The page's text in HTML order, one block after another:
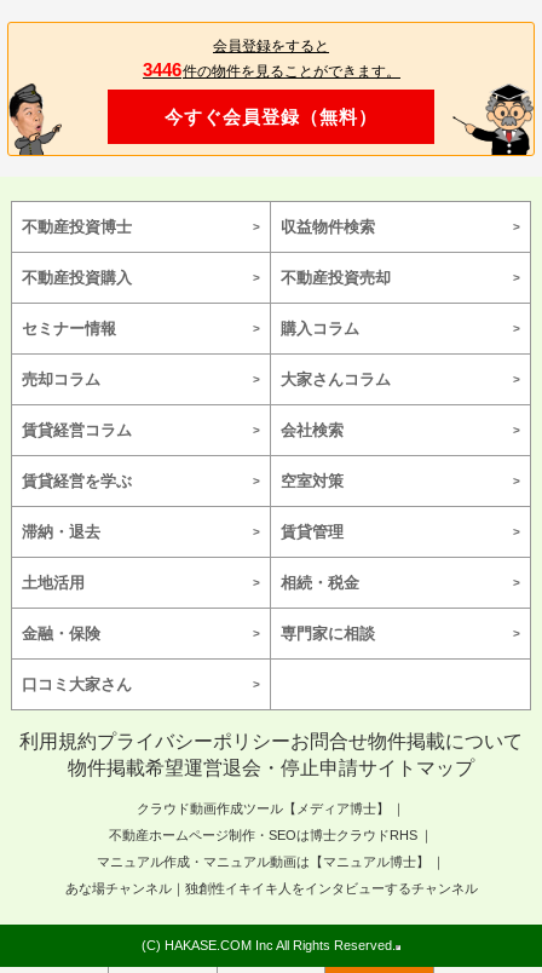
会員登録をすると
3446件の物件を見ることができます。
今すぐ会員登録（無料）
不動産投資博士 収益物件検索
不動産投資購入 不動産投資売却
セミナー情報 購入コラム
売却コラム 大家さんコラム
賃貸経営コラム 会社検索
賃貸経営を学ぶ 空室対策
滞納・退去 賃貸管理
土地活用 相続・税金
金融・保険 専門家に相談
口コミ大家さん
利用規約プライバシーポリシーお問合せ物件掲載について
物件掲載希望運営退会・停止申請サイトマップ
クラウド動画作成ツール【メディア博士】
不動産ホームページ制作・SEOは博士クラウドRHS
マニュアル作成・マニュアル動画は【マニュアル博士】
あな場チャンネル｜独創性イキイキ人をインタビューするチャンネル
(C) HAKASE.COM Inc All Rights Reserved.